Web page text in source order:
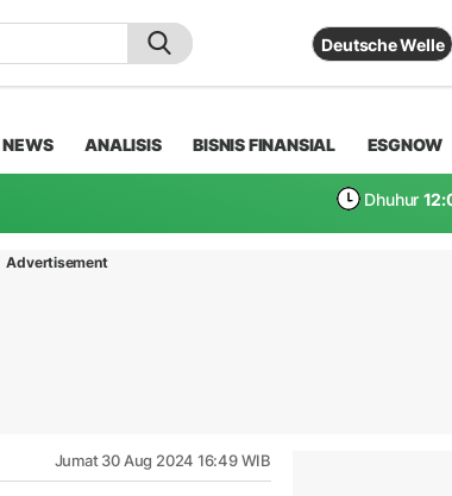
Deutsche Welle
NEWS ANALISIS BISNIS FINANSIAL ESGNOW
Dhuhur
Advertisement
Jumat 30 Aug 2024 16:49 WIB